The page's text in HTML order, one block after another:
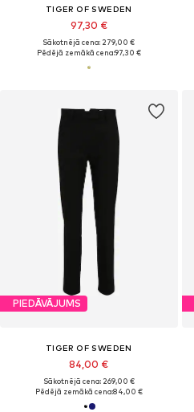
TIGER OF SWEDEN
97,30 €
Sākotnējā cena: 279,00 €
Pēdējā zemākā cena:97,30 €
PIEDĀVĀJUMS
TIGER OF SWEDEN
84,00 €
Sākotnējā cena: 269,00 €
Pēdējā zemākā cena:84,00 €